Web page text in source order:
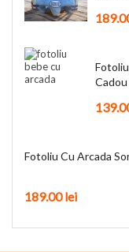
Cadou
Fotoliu Cu Arcada
189.00lei